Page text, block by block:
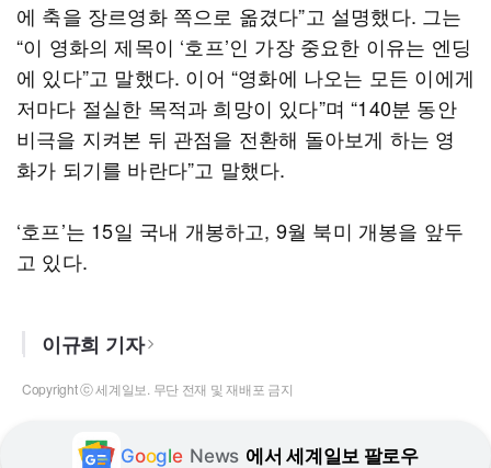
에 축을 장르영화 쪽으로 옮겼다”고 설명했다. 그는
“이 영화의 제목이 ‘호프’인 가장 중요한 이유는 엔딩
에 있다”고 말했다. 이어 “영화에 나오는 모든 이에게
저마다 절실한 목적과 희망이 있다”며 “140분 동안
비극을 지켜본 뒤 관점을 전환해 돌아보게 하는 영
화가 되기를 바란다”고 말했다.
‘호프’는 15일 국내 개봉하고, 9월 북미 개봉을 앞두
고 있다.
이규희 기자
Copyright ⓒ 세계일보. 무단 전재 및 재배포 금지
Google News 에서 세계일보 팔로우